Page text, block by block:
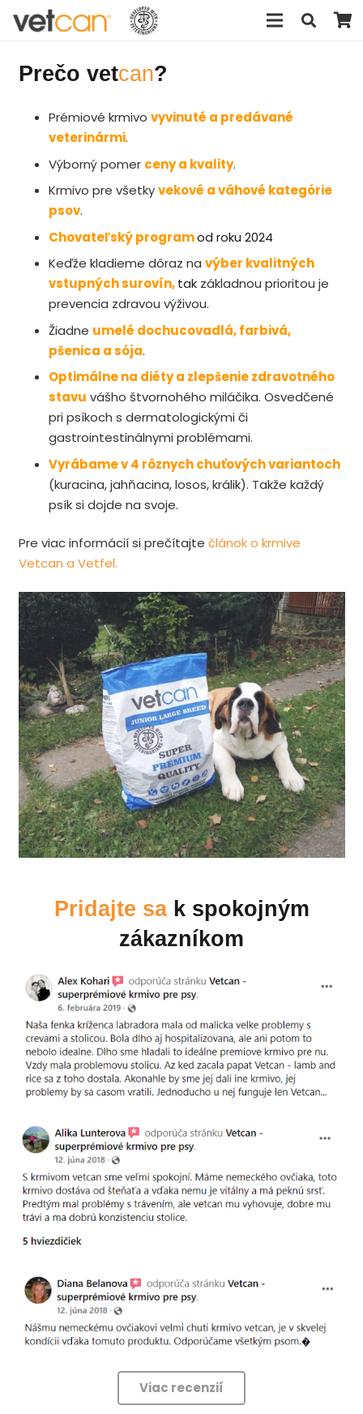
Prečo vetcan?
Prémiové krmivo vyvinuté a predávané
veterinármi.
Výborný pomer ceny a kvality.
Krmivo pre všetkyvekové a váhové kategórie
psov.
Chovateľský programod roku 2024
Keďže kladieme dôraz na výber kvalitných
vstupných surovín,tak základnou prioritou je
prevencia zdravou výživou.
Žiadne umelé dochucovadlá, farbivá,
pšenica a sója.
Optimálne na diéty a zlepšenie zdravotného
stavu vášho štvornohého miláčika. Osvedčené
pri psíkoch s dermatologickými či
gastrointestinálnymi problémami.
Vyrábame v 4 rôznych chuťových variantoch
(kuracina, jahňacina, losos, králik). Takže každý
psík si dojde na svoje.
Pre viac informácií si prečítajte článok o krmive
Vetcan a Vetfel.
Pridajte sak spokojným
zákazníkom
Viac recenzií